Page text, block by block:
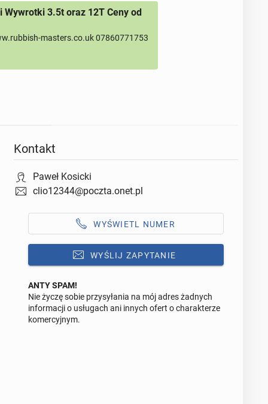
Wywrotki 3.5t oraz 12T Ceny od
masters.co.uk 07860771753
Kontakt
Paweł Kosicki
clio12344@poczta.onet.pl
WYŚWIETL NUMER
WYŚLIJ ZAPYTANIE
Odpowiedz na ofertę tego ogłoszenia
ANTY SPAM!
Nie życzę sobie przysyłania na mój adres żadnych
informacji o usługach ani innych ofert o charakterze
komercyjnym.